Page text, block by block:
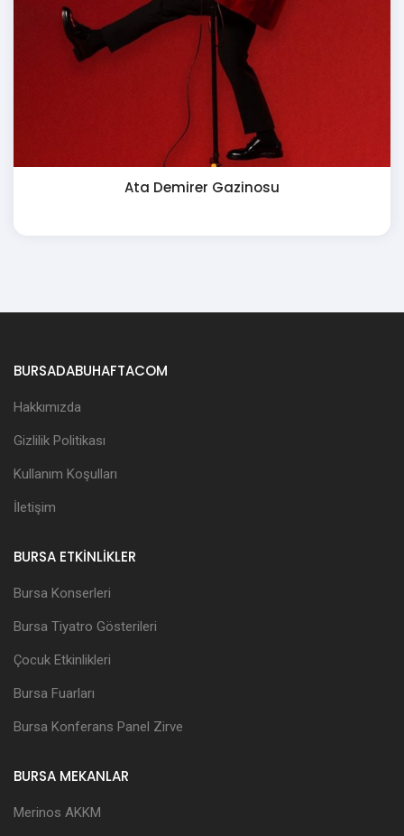
Ata Demirer Gazinosu
BURSADABUHAFTACOM
Hakkımızda
Gizlilik Politikası
Kullanım Koşulları
İletişim
BURSA ETKİNLİKLER
Bursa Konserleri
Bursa Tiyatro Gösterileri
Çocuk Etkinlikleri
Bursa Fuarları
Bursa Konferans Panel Zirve
BURSA MEKANLAR
Merinos AKKM